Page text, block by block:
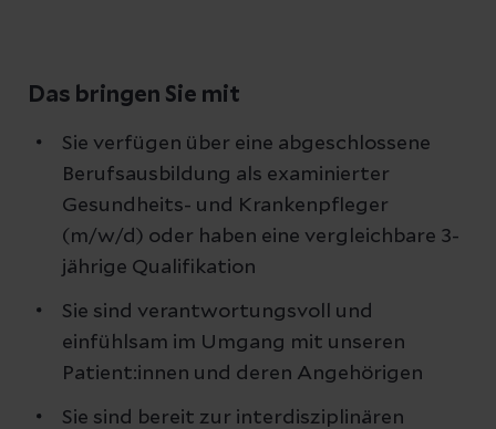
Das bringen Sie mit
Sie verfügen über eine abgeschlossene
Berufsausbildung als examinierter
Gesundheits- und Krankenpfleger
(m/w/d) oder haben eine vergleichbare 3-
jährige Qualifikation
Sie sind verantwortungsvoll und
einfühlsam im Umgang mit unseren
Patient:innen und deren Angehörigen
Sie sind bereit zur interdisziplinären